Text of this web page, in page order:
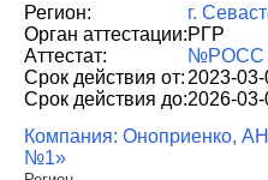
Регион: г.
Орган аттестации:РГР
Аттестат:
№РОСС
Срок действия от: 2023-
Срок действия до:2026-
Компания: Оноприенко,
№1»